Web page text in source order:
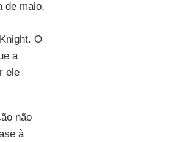
de maio,
O
a
ele
não
à